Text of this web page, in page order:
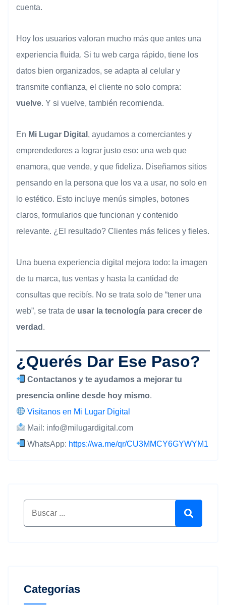
cuenta.
Hoy los usuarios valoran mucho más que antes una
experiencia fluida. Si tu web carga rápido, tiene los
datos bien organizados, se adapta al celular y
transmite confianza, el cliente no solo compra:
vuelve. Y si vuelve, también recomienda.
En Mi Lugar Digital , ayudamos a comerciantes y
emprendedores a lograr justo eso: una web que
enamora, que vende, y que fideliza. Diseñamos sitios
pensando en la persona que los va a usar, no solo en
lo estético. Esto incluye menús simples, botones
claros, formularios que funcionan y contenido
relevante. ¿El resultado? Clientes más felices y fieles.
Una buena experiencia digital mejora todo: la imagen
de tu marca, tus ventas y hasta la cantidad de
consultas que recibís. No se trata solo de “tener una
web”, se trata de usar la tecnología para crecer de
verdad .
¿Querés Dar Ese Paso?
Contactanos y te ayudamos a mejorar tu
presencia online desde hoy mismo.
Visitanos en Mi Lugar Digital
Mail: info@milugardigital.com
WhatsApp: https://wa.me/qr/CU3MMCY6GYWYM1
Categorías